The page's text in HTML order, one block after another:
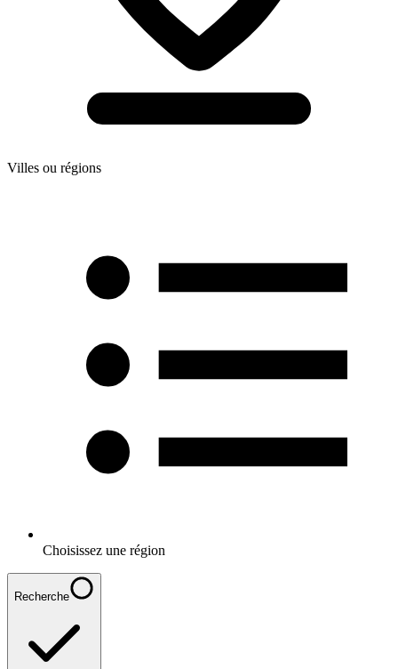
Villes ou régions
Choisissez une région
Recherche